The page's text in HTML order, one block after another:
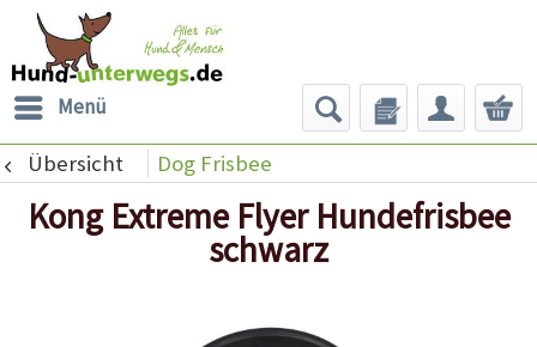
Menü
Übersicht Dog Frisbee
Kong Extreme Flyer Hundefrisbee
schwarz